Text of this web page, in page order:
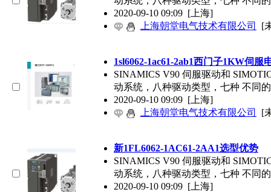
2020-09-10 09:09 [上海]
上海朝堂电气技术有限公司
[
1sl6062-1ac61-2ab1西门子1KW伺服
SINAMICS V90 伺服驱动和
动系统，八种驱动类型，七种 不同
2020-09-10 09:09 [上海]
上海朝堂电气技术有限公司
[
新1FL6062-1AC61-2AA1选型优势
SINAMICS V90 伺服驱动和
动系统，八种驱动类型，七种 不同
2020-09-10 09:09 [上海]